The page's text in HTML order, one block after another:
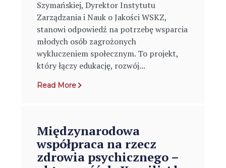
Szymańskiej, Dyrektor Instytutu
Zarządzania i Nauk o Jakości WSKZ,
stanowi odpowiedź na potrzebę wsparcia
młodych osób zagrożonych
wykluczeniem społecznym. To projekt,
który łączy edukację, rozwój...
Read More
Międzynarodowa
współpraca na rzecz
zdrowia psychicznego –